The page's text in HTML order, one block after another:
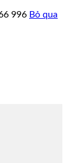
996 Bỏ qua